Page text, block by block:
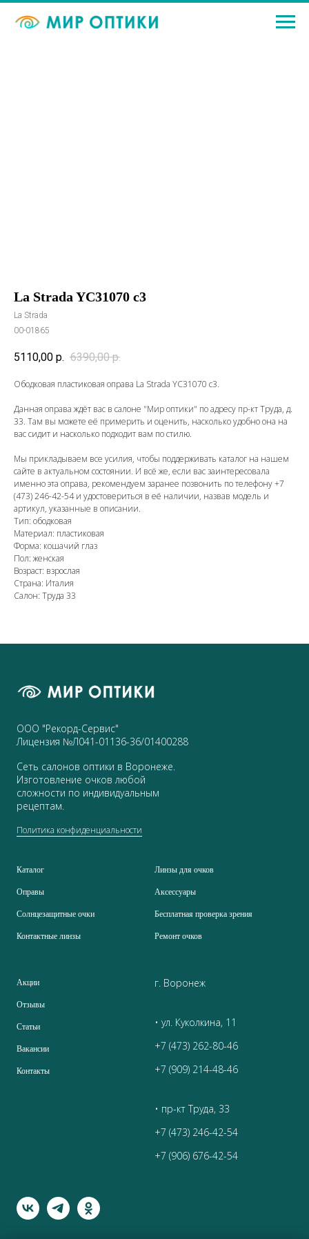
La Strada YC31070 c3
La Strada
00-01865
5110,00 р. 6390,00 р.
Ободковая пластиковая оправа La Strada YC31070 c3.
Данная оправа ждёт вас в салоне "Мир оптики" по адресу пр-кт Труда, д.
33. Там вы можете её примерить и оценить, насколько удобно она на
вас сидит и насколько подходит вам по стилю.
Мы прикладываем все усилия, чтобы поддерживать каталог на нашем
сайте в актуальном состоянии. И всё же, если вас заинтересовала
именно эта оправа, рекомендуем заранее позвонить по телефону+7
(473) 246-42-54и удостовериться в её наличии, назвав модель и
артикул, указанные в описании.
Тип: ободковая
Материал: пластиковая
Форма: кошачий глаз
Пол: женская
Возраст: взрослая
Страна: Италия
Салон: Труда 33
ООО "Рекорд-Сервис"
Лицензия №Л041-01136-36/01400288
Сеть салонов оптики в Воронеже.
Изготовление очков любой
сложности по индивидуальным
рецептам.
Политика конфиденциальности
Каталог
Оправы
Солнцезащитные очки
Контактные линзы
Линзы для очков
Аксессуары
Бесплатная проверка зрения
Ремонт очков
Акции
Отзывы
Статьи
Вакансии
Контакты
г. Воронеж
• ул. Куколкина, 11
+7 (473) 262-80-46
+7 (909) 214-48-46
• пр-кт Труда, 33
+7 (473) 246-42-54
+7 (906) 676-42-54